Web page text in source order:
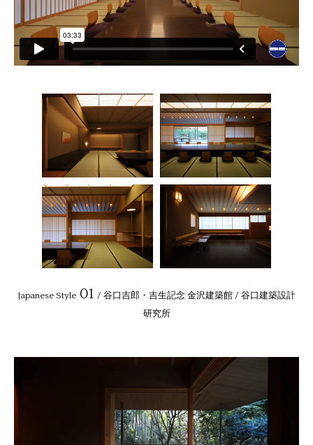
Japanese Style 01 / 谷口吉郎・吉生記念 金沢建築館 / 谷口建築設計
研究所